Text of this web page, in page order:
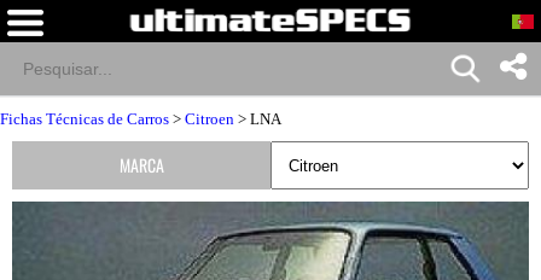
Fichas Técnicas de Carros > Citroen > LNA
MARCA